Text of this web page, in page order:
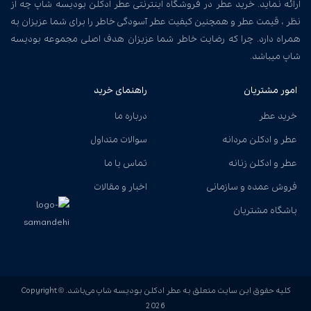
ارائه نماید. خرید عطر در فروشگاه اینترنتی عطر ادکلن بودیسه شاپ چه از
نظر ، قیمت عطر و همچنین کیفیت عطر آسودگی خاطر را برای شما عزیزان به
همراه دارد. چرا که رضایت خاطر شما عزیزان هدف اصلی مجموعه بودیسه
شاپ میباشد.
امور مشتریان
خرید عطر
عطر و ادکلن مردانه
عطر و ادکلن زنانه
فروش عمده و سازمانی
باشگاه مشتریان
راهنمای خرید
درباره ما
سوالات متداول
تماس با ما
اخبار و مقالات
کلیه حقوق این سایت متعلق به عطر ادکلن بودیسه شاپ می‌باشد. Copyright ©
2026